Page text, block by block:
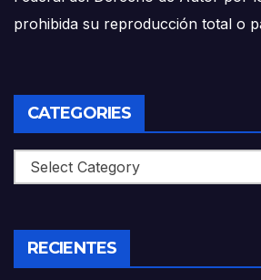
prohibida su reproducción total o
CATEGORIES
Categories
RECIENTES